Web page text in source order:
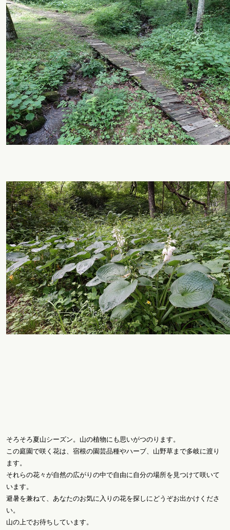
そろそろ夏山シーズン。山の植物にも思いがつのります。
この庭園で咲く花は、宿根の園芸品種やハーブ、山野草まで多岐に渡り
ます。
それらの花々が自然の広がりの中で自由に自分の場所を見つけて咲いて
います。
避暑を兼ねて、あなたのお気に入りの花を探しにどうぞお出かけくださ
い。
山の上でお待ちしています。